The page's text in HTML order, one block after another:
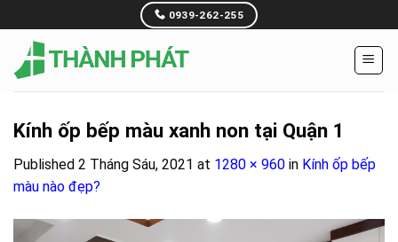
to
content
0939-262-255
Kính ốp bếp màu xanh non tại Quận 1
Published 2 Tháng Sáu, 2021 at 1280 × 960 in Kính ốp bếp
màu nào đẹp?